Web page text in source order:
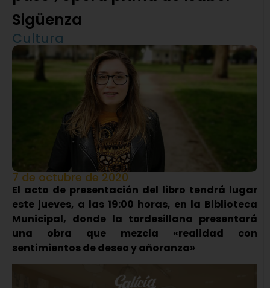
Sigüenza
Cultura
7 de octubre de 2020
El acto de presentación del libro tendrá lugar
este jueves, a las 19:00 horas, en la Biblioteca
Municipal, donde la tordesillana presentará
una obra que mezcla «realidad con
sentimientos de deseo y añoranza»